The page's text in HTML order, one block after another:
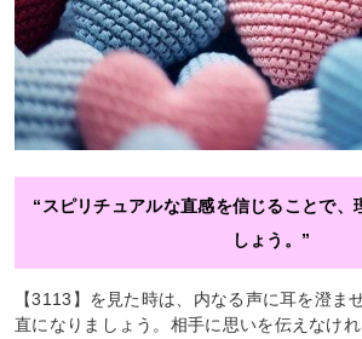
“スピリチュアルな直感を信じることで、
しょう。”
【3113】を見た時は、内なる声に耳を澄ま
直になりましょう。相手に思いを伝えなけ